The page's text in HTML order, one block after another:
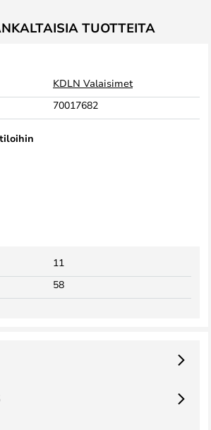
TUOTTEITA
KDLN Valaisimet
70017682
11
58